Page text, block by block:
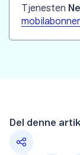
Tjenesten
Del denne